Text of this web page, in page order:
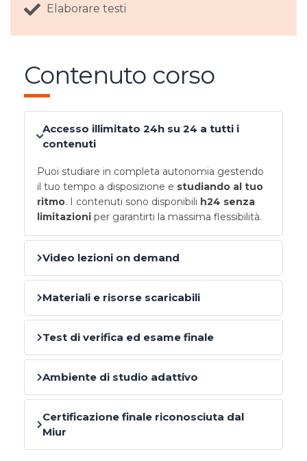
Elaborare testi
Contenuto corso
Accesso illimitato 24h su 24 a tutti i
contenuti
Puoi studiare in completa autonomia gestendo
il tuo tempo a disposizione e studiando al tuo
ritmo. I contenuti sono disponibili h24 senza
limitazioni per garantirti la massima flessibilità.
Video lezioni on demand
Materiali e risorse scaricabili
Test di verifica ed esame finale
Ambiente di studio adattivo
Certificazione finale riconosciuta dal
Miur